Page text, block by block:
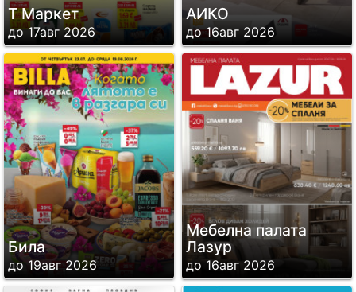
Т Маркет
до 17авг 2026
АИКО
до 16авг 2026
Била
до 19авг 2026
Мебелна палата
Лазур
до 16авг 2026